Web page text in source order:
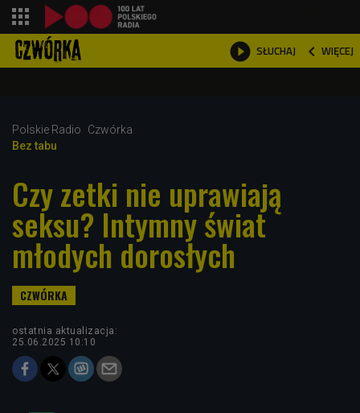
 SŁUCHAJ  WIĘCEJ

Polskie Radio
Czwórka
Bez tabu
Czy zetki nie uprawiają
seksu? Intymny świat
młodych dorosłych
ostatnia aktualizacja:
25.06.2025 10:10